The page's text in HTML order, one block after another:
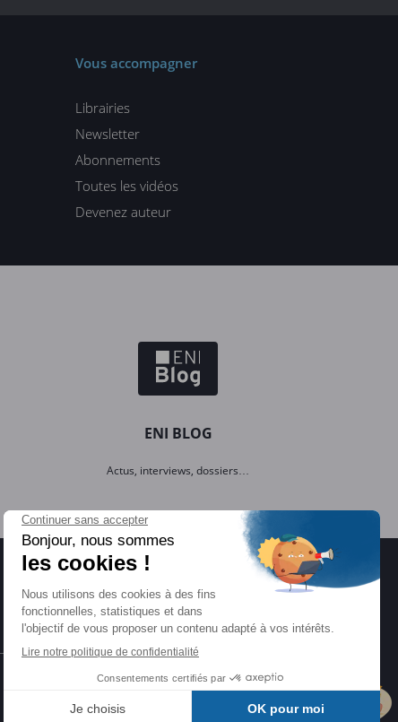
Vous accompagner
Librairies
Newsletter
Abonnements
Toutes les vidéos
Devenez auteur
ENI BLOG
Actus, interviews, dossiers…
éligibles CPF et reconnues par l'État